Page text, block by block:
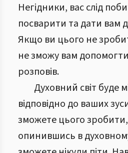
Негідники, вас слід
посварити та дати вам
Якщо ви цього не
не зможу вам
розповів.
Духовний світ буде
відповідно до ваших
зможете цього зробити,
опинившись в